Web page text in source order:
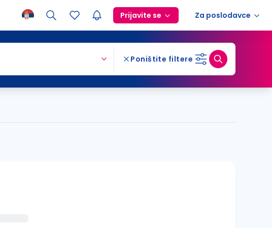
Prijavite se Za poslodavce
Poništite filtere